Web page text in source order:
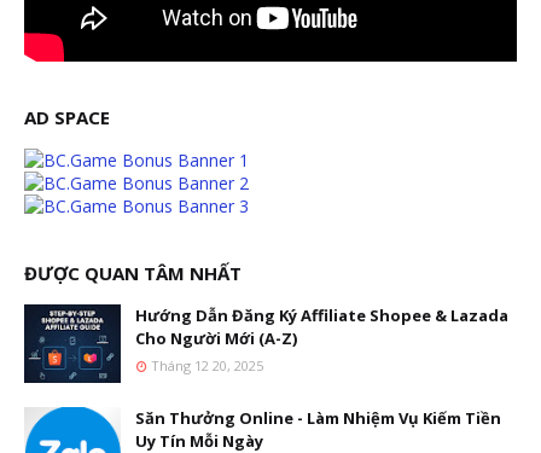
AD SPACE
ĐƯỢC QUAN TÂM NHẤT
Hướng Dẫn Đăng Ký Affiliate Shopee & Lazada
Cho Người Mới (A-Z)
Tháng 12 20, 2025
Săn Thưởng Online - Làm Nhiệm Vụ Kiếm Tiền
Uy Tín Mỗi Ngày